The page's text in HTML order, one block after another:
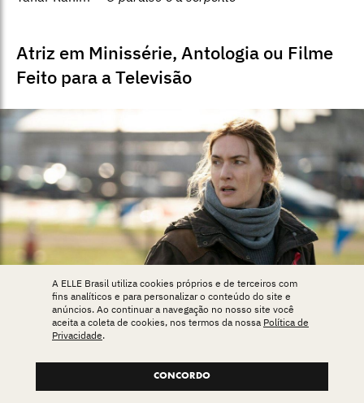
Atriz em Minissérie, Antologia ou Filme
Feito para a Televisão
Kate Winslet em Mare of Easttown
A ELLE Brasil utiliza cookies próprios e de terceiros com
fins analíticos e para personalizar o conteúdo do site e
anúncios. Ao continuar a navegação no nosso site você
aceita a coleta de cookies, nos termos da nossa Política de
Privacidade.
CONCORDO